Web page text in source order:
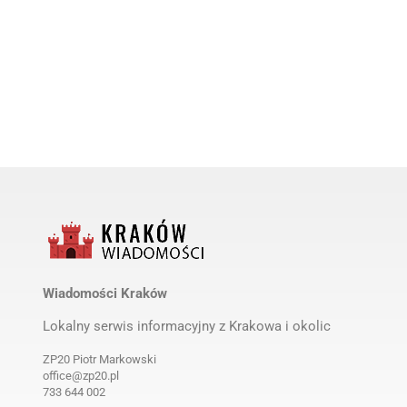
Wiadomości Kraków
Lokalny serwis informacyjny z Krakowa i okolic
ZP20 Piotr Markowski
office@zp20.pl
733 644 002
(komunikat)